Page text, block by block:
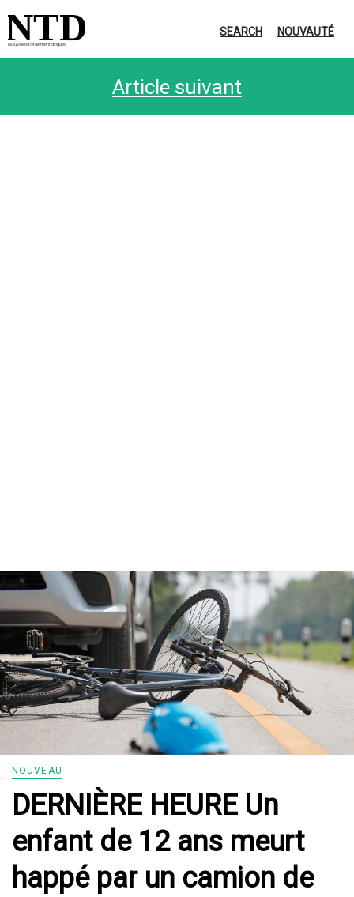
Nouvelles totalement dingues
NTD SEARCH NOUVAUTÉ
NOUVEAU
DERNIÈRE HEURE Un
enfant de 12 ans meurt
happé par un camion de
Article suivant